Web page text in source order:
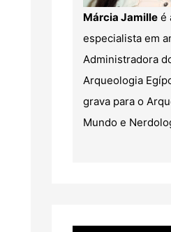
Márcia Jamille é
especialista em
Administradora
Arqueologia
grava para o
Mundo e